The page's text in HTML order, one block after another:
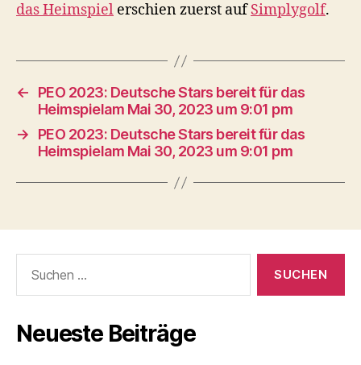
das Heimspiel erschien zuerst aufSimplygolf.
←
PEO 2023: Deutsche Stars bereit für das
Heimspielam Mai 30, 2023 um 9:01 pm
→
PEO 2023: Deutsche Stars bereit für das
Heimspielam Mai 30, 2023 um 9:01 pm
nach:
Neueste Beiträge